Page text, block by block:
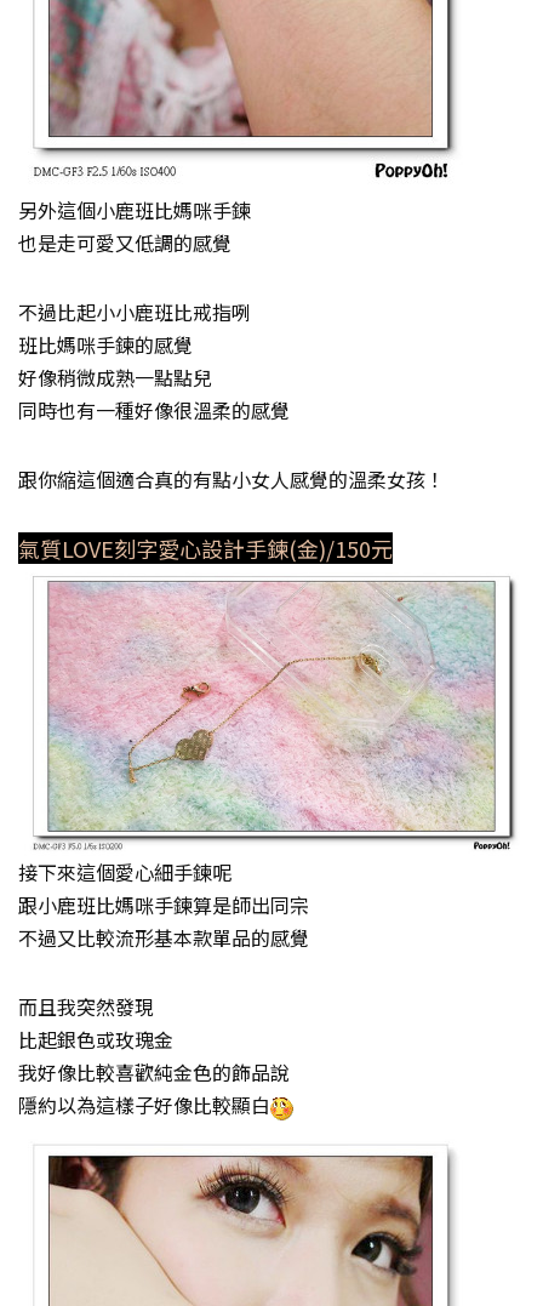
另外這個小鹿班比媽咪手鍊
也是走可愛又低調的感覺
不過比起小小鹿班比戒指咧
班比媽咪手鍊的感覺
好像稍微成熟一點點兒
同時也有一種好像很溫柔的感覺
跟你縮這個適合真的有點小女人感覺的溫柔女孩！
氣質LOVE刻字愛心設計手鍊(金)/150元
接下來這個愛心細手鍊呢
跟小鹿班比媽咪手鍊算是師出同宗
不過又比較流形基本款單品的感覺
而且我突然發現
比起銀色或玫瑰金
我好像比較喜歡純金色的飾品說
隱約以為這樣子好像比較顯白